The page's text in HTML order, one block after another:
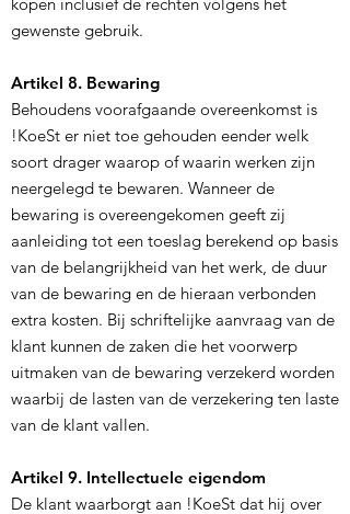
gewenste gebruik.
Artikel 8. Bewaring
Behoudens voorafgaande overeenkomst is
!KoeSt er niet toe gehouden eender welk
soort drager waarop of waarin werken zijn
neergelegd te bewaren. Wanneer de
bewaring is overeengekomen geeft zij
aanleiding tot een toeslag berekend op basis
van de belangrijkheid van het werk, de duur
van de bewaring en de hieraan verbonden
extra kosten. Bij schriftelijke aanvraag van de
klant kunnen de zaken die het voorwerp
uitmaken van de bewaring verzekerd worden
waarbij de lasten van de verzekering ten laste
van de klant vallen.
Artikel 9. Intellectuele eigendom
De klant waarborgt aan !KoeSt dat hij over